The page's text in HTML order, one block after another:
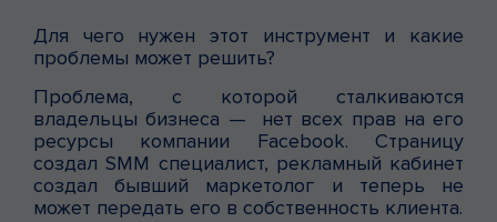
Для чего нужен этот инструмент и какие
проблемы может решить?
Проблема, с которой сталкиваются
владельцы бизнеса — нет всех прав на его
ресурсы компании Facebook. Страницу
создал SMM специалист, рекламный кабинет
создал бывший маркетолог и теперь не
может передать его в собственность клиента.